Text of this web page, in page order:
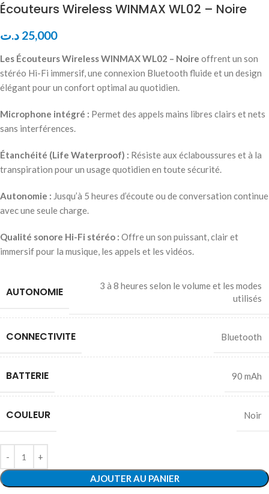
Écouteurs Wireless WINMAX WL02 – Noire
25,000 د.ت
Les Écouteurs Wireless WINMAX WL02 – Noire offrent un son
stéréo Hi-Fi immersif, une connexion Bluetooth fluide et un design
élégant pour un confort optimal au quotidien.
Microphone intégré : Permet des appels mains libres clairs et nets
sans interférences.
Étanchéité (Life Waterproof) : Résiste aux éclaboussures et à la
transpiration pour un usage quotidien en toute sécurité.
Autonomie : Jusqu’à 5 heures d’écoute ou de conversation continue
avec une seule charge.
Qualité sonore Hi-Fi stéréo : Offre un son puissant, clair et
immersif pour la musique, les appels et les vidéos.
AUTONOMIE
3 à 8 heures selon le volume et les modes
utilisés
CONNECTIVITE Bluetooth
BATTERIE 90 mAh
COULEUR Noir
AJOUTER AU PANIER